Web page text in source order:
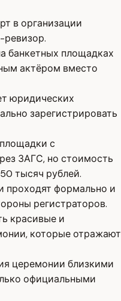
в организации
ревизор.
банкетных площадках
актёром вместо
юридических
зарегистрировать
с
ЗАГС, но стоимость
тысяч рублей.
проходят формально и
регистраторов.
красивые и
которые отражают
церемонии близкими
официальными